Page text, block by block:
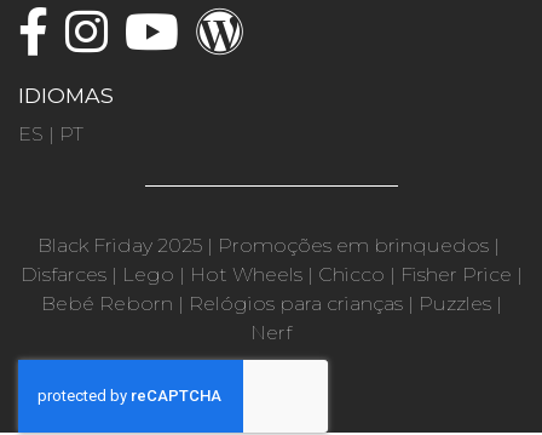
IDIOMAS
ES | PT
Black Friday 2025 | Promoções em brinquedos |
Disfarces| Lego | Hot Wheels| Chicco | Fisher Price |
Bebé Reborn | Relógios para crianças| Puzzles|
Nerf